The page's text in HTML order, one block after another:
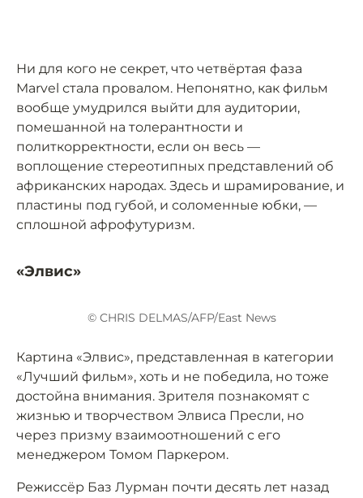
Ни для кого не секрет, что четвёртая фаза
Marvel стала провалом. Непонятно, как фильм
вообще умудрился выйти для аудитории,
помешанной на толерантности и
политкорректности, если он весь —
воплощение стереотипных представлений об
африканских народах. Здесь и шрамирование, и
пластины под губой, и соломенные юбки, —
сплошной афрофутуризм.
«Элвис»
© CHRIS DELMAS/AFP/East News
Картина «Элвис», представленная в категории
«Лучший фильм», хоть и не победила, но тоже
достойна внимания. Зрителя познакомят с
жизнью и творчеством Элвиса Пресли, но
через призму взаимоотношений с его
менеджером Томом Паркером.
Режиссёр Баз Лурман почти десять лет назад